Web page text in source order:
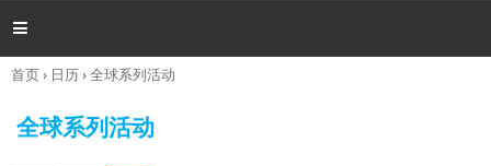

你
这
首页› 日历›全球系列活动
全球系列活动